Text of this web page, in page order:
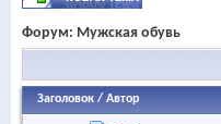
Форум: Мужская обувь
Заголовок / Автор